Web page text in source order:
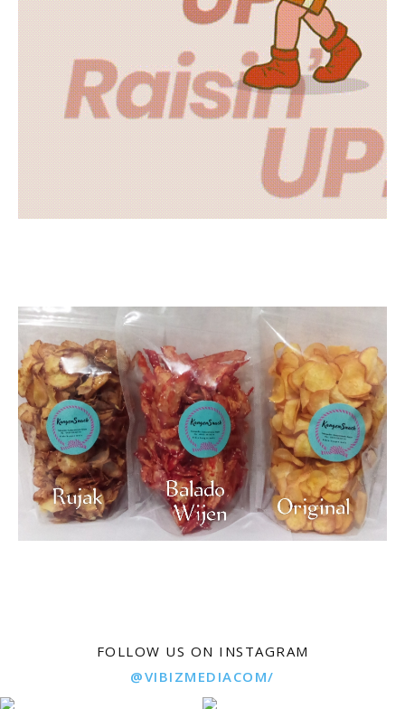
FOLLOW US ON INSTAGRAM
@VIBIZMEDIACOM/